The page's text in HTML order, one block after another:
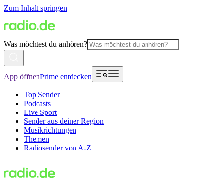
Zum Inhalt springen
Was möchtest du anhören?
App öffnenPrime entdecken
Top Sender
Podcasts
Live Sport
Sender aus deiner Region
Musikrichtungen
Themen
Radiosender von A-Z